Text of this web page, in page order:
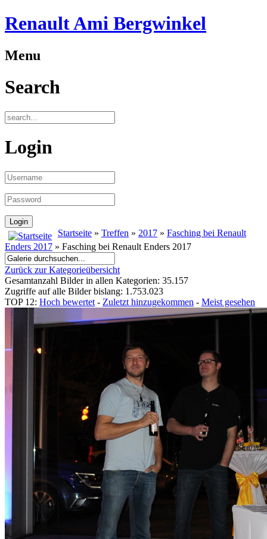
Renault Ami Bergwinkel
Menu
Search
Login
Startseite » Treffen » 2017 » Fasching bei Renault
Enders 2017 » Fasching bei Renault Enders 2017
Zurück zur Kategorieübersicht
Gesamtanzahl Bilder in allen Kategorien: 35.157
Zugriffe auf alle Bilder bislang: 1.753.023
TOP 12: Hoch bewertet - Zuletzt hinzugekommen - Meist gesehen